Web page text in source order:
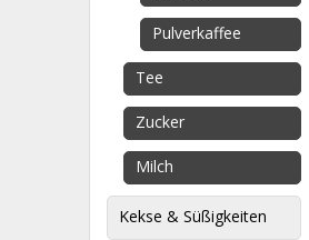
Pulverkaffee
Tee
Zucker
Milch
Kekse & Süßigkeiten